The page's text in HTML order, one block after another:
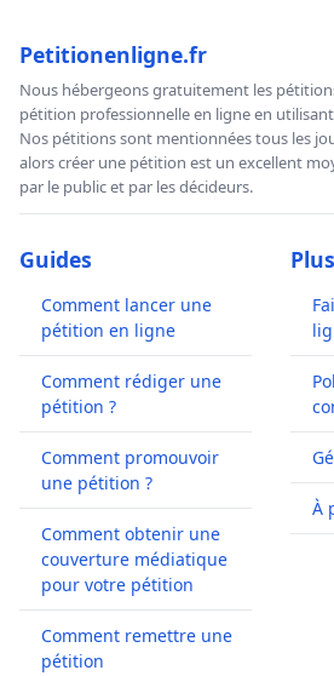
Petitionenligne.fr
Nous hébergeons gratuitement les
pétition professionnelle en ligne en
Nos pétitions sont mentionnées tous les
alors créer une pétition est un excellent
par le public et par les décideurs.
Guides
Comment lancer une
pétition en ligne
Comment rédiger une
pétition ?
Comment promouvoir
une pétition ?
Comment obtenir une
couverture médiatique
pour votre pétition
Comment remettre une
pétition
Plus
À